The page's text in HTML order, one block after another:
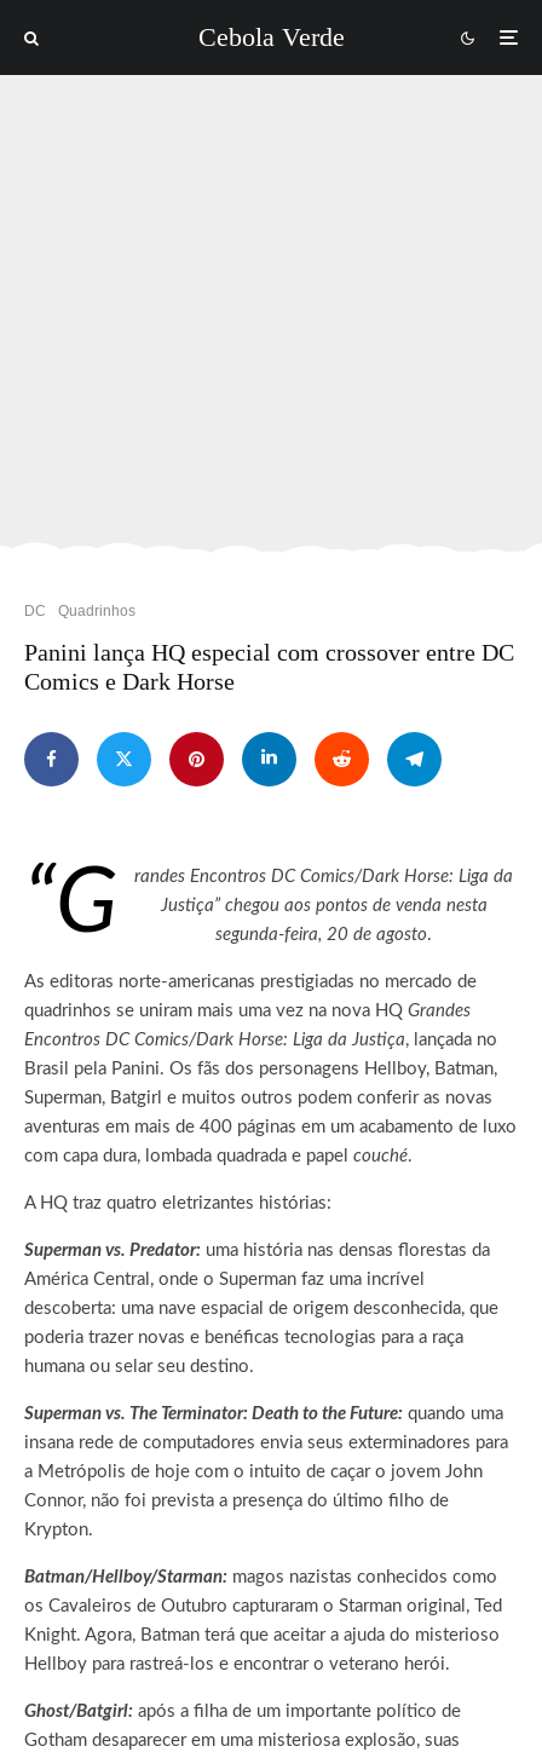
Cebola Verde
DC Quadrinhos
Panini lança HQ especial com crossover entre DC
Comics e Dark Horse
“G
randes Encontros DC Comics/Dark Horse: Liga da
Justiça” chegou aos pontos de venda nesta
segunda-feira, 20 de agosto.
As editoras norte-americanas prestigiadas no mercado de
quadrinhos se uniram mais uma vez na nova HQ Grandes
Encontros DC Comics/Dark Horse: Liga da Justiça, lançada no
Brasil pela Panini. Os fãs dos personagens Hellboy, Batman,
Superman, Batgirl e muitos outros podem conferir as novas
aventuras em mais de 400 páginas em um acabamento de luxo
com capa dura, lombada quadrada e papel couché.
A HQ traz quatro eletrizantes histórias:
Superman vs. Predator: uma história nas densas florestas da
América Central, onde o Superman faz uma incrível
descoberta: uma nave espacial de origem desconhecida, que
poderia trazer novas e benéficas tecnologias para a raça
humana ou selar seu destino.
Superman vs. The Terminator: Death to the Future: quando uma
insana rede de computadores envia seus exterminadores para
a Metrópolis de hoje com o intuito de caçar o jovem John
Connor, não foi prevista a presença do último filho de
Krypton.
Batman/Hellboy/Starman: magos nazistas conhecidos como
os Cavaleiros de Outubro capturaram o Starman original, Ted
Knight. Agora, Batman terá que aceitar a ajuda do misterioso
Hellboy para rastreá-los e encontrar o veterano herói.
Ghost/Batgirl: após a filha de um importante político de
Gotham desaparecer em uma misteriosa explosão, suas